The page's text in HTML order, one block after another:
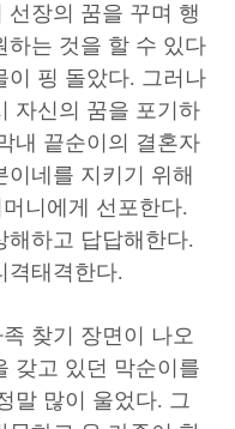
선장의 꿈을 꾸며 행
하는 것을 할 수 있다
이 핑 돌았다. 그러나
자신의 꿈을 포기하
내 끝순이의 결혼자
네를 지키기 위해
니에게 선포한다.
해하고 답답해한다.
격태격한다.
찾기 장면이 나오
갖고 있던 막순이를
말 많이 울었다. 그